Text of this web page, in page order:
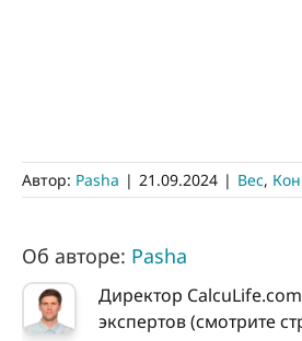
Автор: Pasha | 21.09.2024 | Вес,
Об авторе: Pasha
Директор
экспертов (смотрите